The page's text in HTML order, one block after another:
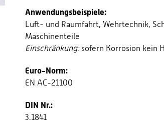
Anwendungsbeispiele:
Luft- und Raumfahrt, Wehrtechnik,
Maschinenteile
Einschränkung:sofern Korrosion kein
Euro-Norm:
EN AC-21100
DIN Nr.:
3.1841